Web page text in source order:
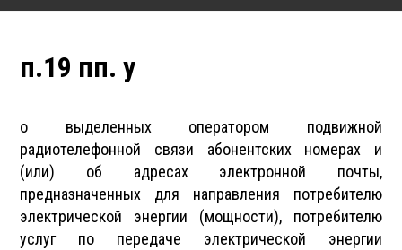
п.19 пп. у
о выделенных оператором подвижной
радиотелефонной связи абонентских номерах и
(или) об адресах электронной почты,
предназначенных для направления потребителю
электрической энергии (мощности), потребителю
услуг по передаче электрической энергии